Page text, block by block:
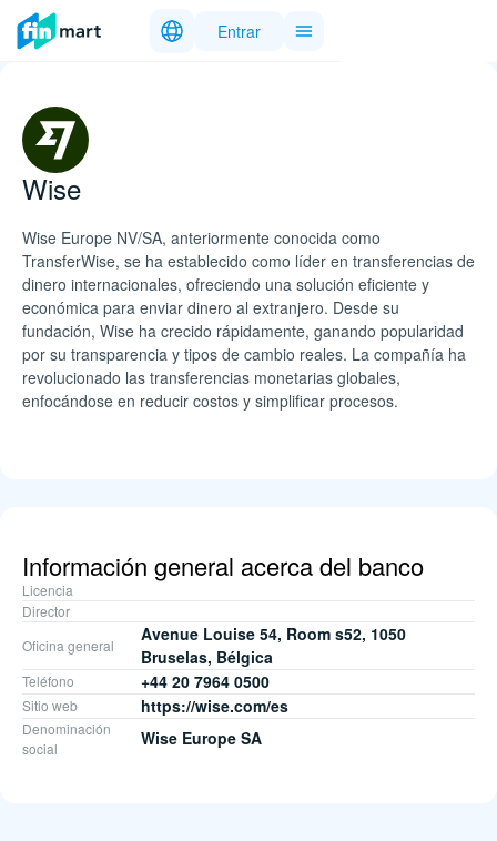
Entrar
Wise
Wise Europe NV/SA, anteriormente conocida como
TransferWise, se ha establecido como líder en transferencias de
dinero internacionales, ofreciendo una solución eficiente y
económica para enviar dinero al extranjero. Desde su
fundación, Wise ha crecido rápidamente, ganando popularidad
por su transparencia y tipos de cambio reales. La compañía ha
revolucionado las transferencias monetarias globales,
enfocándose en reducir costos y simplificar procesos.
Información general acerca del banco
Licencia
Director
Oficina general
Avenue Louise 54, Room s52, 1050
Bruselas, Bélgica
Teléfono +44 20 7964 0500
Sitio web https://wise.com/es
Denominación
social
Wise Europe SA